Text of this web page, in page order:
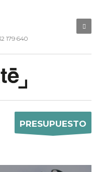
179 640
PRESUPUESTO